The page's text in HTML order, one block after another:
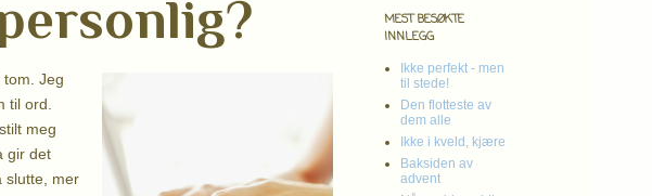
Jeg
til ord.
meg
gir det
slutte, mer
MEST BESØKTE
INNLEGG
Ikke perfekt - men
til stede!
Den flotteste av
dem alle
Ikke i kveld, kjære
Baksiden av
advent